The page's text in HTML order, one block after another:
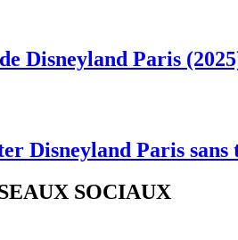
Disneyland Paris
Disneyland Paris
SOCIAUX